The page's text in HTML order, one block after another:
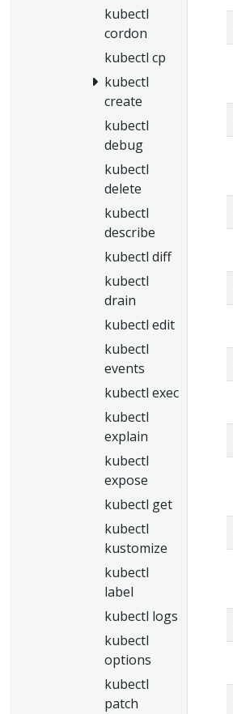
kubectl
cordon
kubectl cp
kubectl
create
kubectl
debug
kubectl
delete
kubectl
describe
kubectl diff
kubectl
drain
kubectl edit
kubectl
events
kubectl exec
kubectl
explain
kubectl
expose
kubectl get
kubectl
kustomize
kubectl
label
kubectl logs
kubectl
options
kubectl
patch